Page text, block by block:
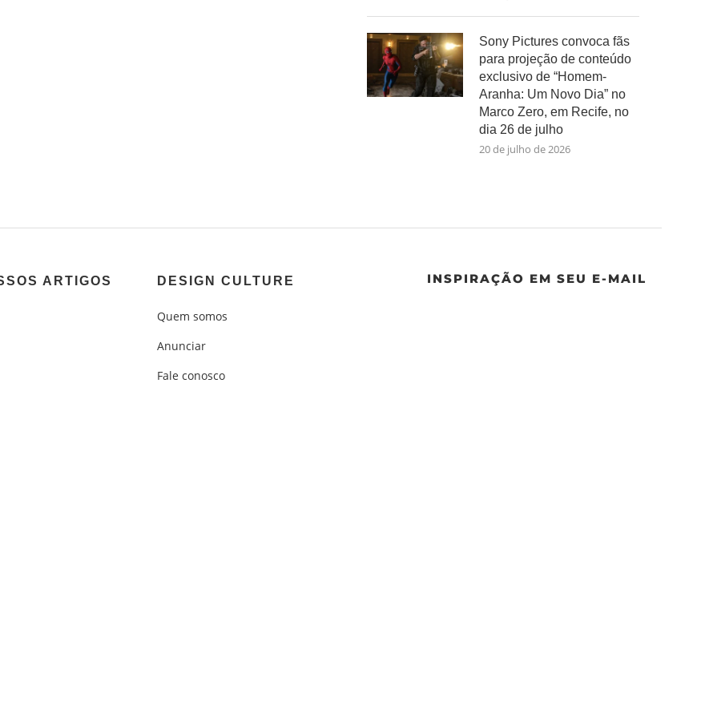
Sony Pictures convoca fãs
para projeção de conteúdo
exclusivo de “Homem-
Aranha: Um Novo Dia” no
Marco Zero, em Recife, no
dia 26 de julho
20 de julho de 2026
ARTIGOS DESIGN CULTURE
Quem somos
Anunciar
Fale conosco
INSPIRAÇÃO EM SEU E-MAIL